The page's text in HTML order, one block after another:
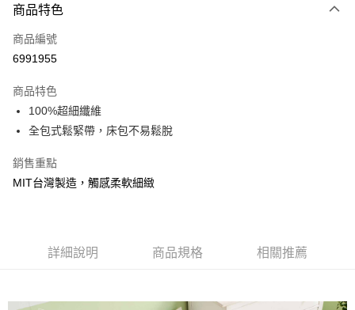
信用卡一次付款
信用卡分期付款
合作金庫商業銀行
華南商業銀行
上海商業儲蓄銀行
臺灣中小企業銀行
匯豐（台灣）商業銀行
台新國際商業銀行
中國信託商業銀行
超商取貨付款
LINE Pay
Apple Pay
悠遊付
全盈+PAY
相關說明
商品特色
商品編號
6991955
商品特色
100%超細纖維
全包式鬆緊帶，床包不易鬆脫
銷售重點
MIT台灣製造，觸感柔軟細緻
詳細說明 商品規格 相關推薦